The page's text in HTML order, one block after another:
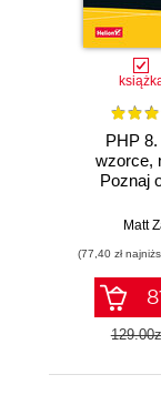
PHP
wzorce,
Poznaj
i
Matt
(77,40 zł